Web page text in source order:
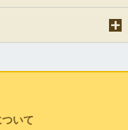
いて